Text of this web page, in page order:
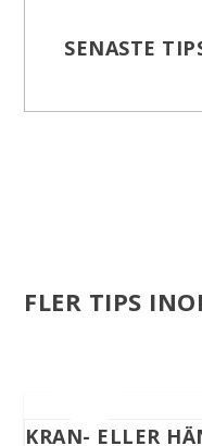
SENASTE
FLER TIPS
KRAN- ELLER